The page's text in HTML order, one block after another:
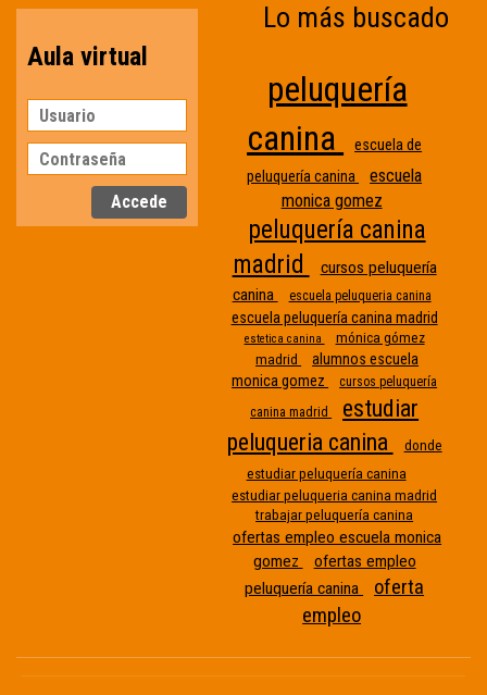
Aula virtual
Lo más buscado
peluquería
canina
escuela de
peluquería canina
escuela
monica gomez
peluquería canina
madrid
cursos peluquería
canina
escuela peluqueria canina
escuela peluquería canina madrid
estetica canina
mónica gómez
madrid
alumnos escuela
monica gomez
cursos peluquería
canina madrid
estudiar
peluqueria canina
donde
estudiar peluquería canina
sin
nombre
estudiar peluqueria canina madrid
trabajar peluquería canina
ofertas empleo escuela monica
gomez
ofertas empleo
peluquería canina
oferta
empleo